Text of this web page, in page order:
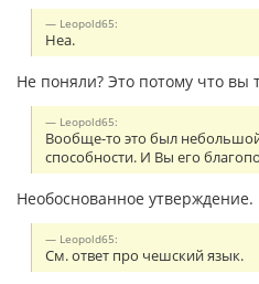
Leopold65:
Неа.
Не поняли? Это потому что вы
Leopold65:
Вообще-то это был
способности. И Вы его
Необоснованное утверждение.
Leopold65:
См. ответ про чешский язык.